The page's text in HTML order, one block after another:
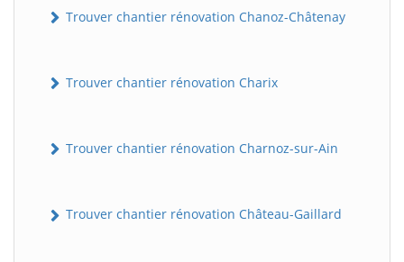
Trouver chantier rénovation Chanoz-Châtenay
Trouver chantier rénovation Charix
Trouver chantier rénovation Charnoz-sur-Ain
Trouver chantier rénovation Château-Gaillard